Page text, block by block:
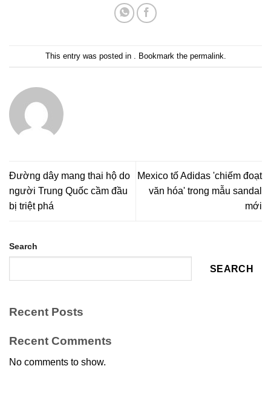
This entry was posted in . Bookmark the permalink
Đường dây mang thai hộ do
người Trung Quốc cầm đầu
bị triệt phá
Mexico tố Adidas 'chiếm đoạt
văn hóa' trong mẫu sandal
mới
Search
SEARCH
Recent Posts
Recent Comments
No comments to show.